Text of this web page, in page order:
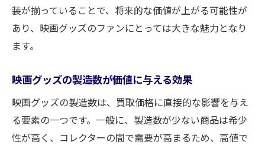
装が揃っていることで、将来的な価値が上がる可能性が
あり、映画グッズのファンにとっては大きな魅力となり
ます。
映画グッズの製造数が価値に与える効果
映画グッズの製造数は、買取価格に直接的な影響を与え
る要素の一つです。一般に、製造数が少ない商品は希少
性が高く、コレクターの間で需要が高まるため、高値で